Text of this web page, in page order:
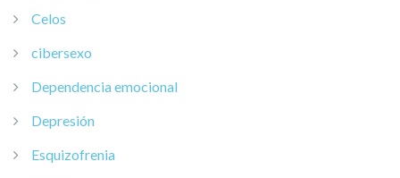
Celos
cibersexo
Dependencia emocional
Depresión
Esquizofrenia